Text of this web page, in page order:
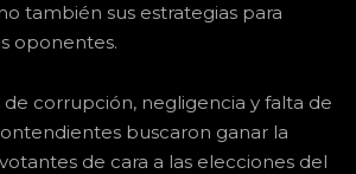
también sus estrategias para
oponentes.
de corrupción, negligencia y falta de
buscaron ganar la
de cara a las elecciones del